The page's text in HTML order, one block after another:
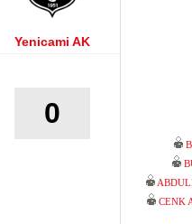
Yenicami AK
0
CENK